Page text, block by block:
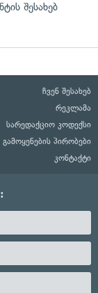
შესახებ
ჩვენ შესახებ
რეკლამა
სარედაქციო კოდექსი
პირობები
კონტაქტი